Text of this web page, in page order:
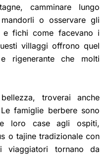
camminare lungo
o osservare gli
e fichi come facevano i
villaggi offrono quel
rigenerante che molti
troverai anche
famiglie berbere sono
loro case agli ospiti,
o tajine tradizionale con
viaggiatori tornano da